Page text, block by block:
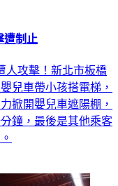
遭制止
人攻擊！新北市板橋
兒車帶小孩搭電梯，
掀開嬰兒車遮陽棚，
鐘，最後是其他乘客